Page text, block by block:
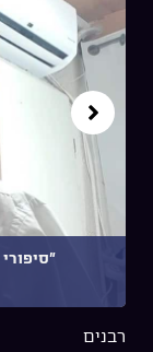
רבנים